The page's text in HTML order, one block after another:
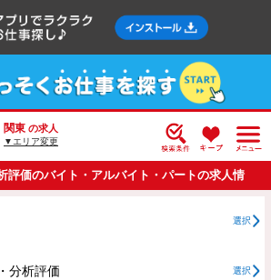
関東 の求人
▼エリア変更
評価のバイト・アルバイト・パートの求人情
報一覧
選択
分析評価 選択